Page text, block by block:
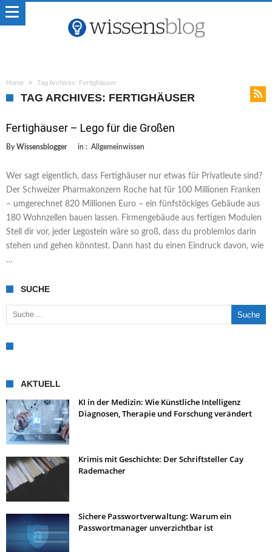
Home Tag Archives: Fertighäuser
TAG ARCHIVES: FERTIGHÄUSER
Fertighäuser – Lego für die Großen
By Wissensblogger in : Allgemeinwissen
Wer sagt eigentlich, dass Fertighäuser nur etwas für Privatleute sind?
Der Schweizer Pharmakonzern Roche hat für 100 Millionen Franken
– umgerechnet 820 Millionen Euro – ein fünfstöckiges Gebäude aus
180 Wohnzellen bauen lassen. Firmengebäude aus fertigen Modulen
Stell dir vor, jeder Legostein wäre so groß, dass du problemlos darin
stehen und gehen könntest. Dann hast du einen Eindruck davon, wie
…
SUCHE
Suche nach:
AKTUELL
KI in der Medizin: Wie Künstliche Intelligenz
Diagnosen, Therapie und Forschung verändert
Krimis mit Geschichte: Der Schriftsteller Cay
Rademacher
Sichere Passwortverwaltung: Warum ein
Passwortmanager unverzichtbar ist